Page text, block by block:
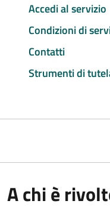
Accedi al servizio
Condizioni di
Contatti
Strumenti di
A chi è